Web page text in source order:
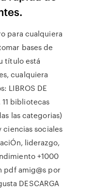
para cualquiera
bases de
título está
cualquiera
LIBROS DE
11 bibliotecas
las categorias)
sociales
liderazgo,
+1000
pdf amig@s por
DESCARGA